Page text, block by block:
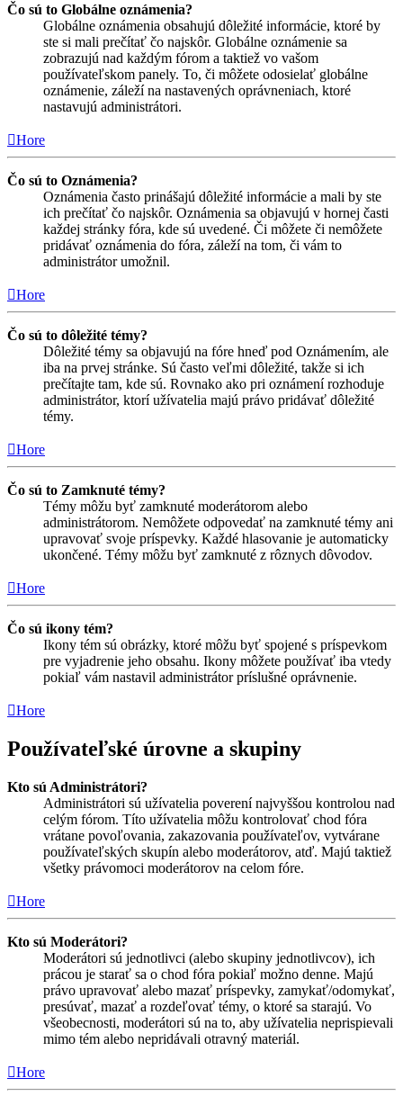
Čo sú to Globálne oznámenia?
Globálne oznámenia obsahujú dôležité informácie, ktoré by
ste si mali prečítať čo najskôr. Globálne oznámenie sa
zobrazujú nad každým fórom a taktiež vo vašom
používateľskom panely. To, či môžete odosielať globálne
oznámenie, záleží na nastavených oprávneniach, ktoré
nastavujú administrátori.
Hore
Čo sú to Oznámenia?
Oznámenia často prinášajú dôležité informácie a mali by ste
ich prečítať čo najskôr. Oznámenia sa objavujú v hornej časti
každej stránky fóra, kde sú uvedené. Či môžete či nemôžete
pridávať oznámenia do fóra, záleží na tom, či vám to
administrátor umožnil.
Hore
Čo sú to dôležité témy?
Dôležité témy sa objavujú na fóre hneď pod Oznámením, ale
iba na prvej stránke. Sú často veľmi dôležité, takže si ich
prečítajte tam, kde sú. Rovnako ako pri oznámení rozhoduje
administrátor, ktorí užívatelia majú právo pridávať dôležité
témy.
Hore
Čo sú to Zamknuté témy?
Témy môžu byť zamknuté moderátorom alebo
administrátorom. Nemôžete odpovedať na zamknuté témy ani
upravovať svoje príspevky. Každé hlasovanie je automaticky
ukončené. Témy môžu byť zamknuté z rôznych dôvodov.
Hore
Čo sú ikony tém?
Ikony tém sú obrázky, ktoré môžu byť spojené s príspevkom
pre vyjadrenie jeho obsahu. Ikony môžete používať iba vtedy
pokiaľ vám nastavil administrátor príslušné oprávnenie.
Hore
Používateľské úrovne a skupiny
Kto sú Administrátori?
Administrátori sú užívatelia poverení najvyššou kontrolou nad
celým fórom. Títo užívatelia môžu kontrolovať chod fóra
vrátane povoľovania, zakazovania používateľov, vytvárane
používateľských skupín alebo moderátorov, atď. Majú taktiež
všetky právomoci moderátorov na celom fóre.
Hore
Kto sú Moderátori?
Moderátori sú jednotlivci (alebo skupiny jednotlivcov), ich
prácou je starať sa o chod fóra pokiaľ možno denne. Majú
právo upravovať alebo mazať príspevky, zamykať/odomykať,
presúvať, mazať a rozdeľovať témy, o ktoré sa starajú. Vo
všeobecnosti, moderátori sú na to, aby užívatelia neprispievali
mimo tém alebo nepridávali otravný materiál.
Hore